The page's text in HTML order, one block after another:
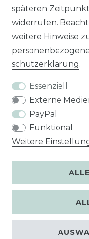
späteren
widerrufen.
weitere Hinweise
schutz­erklärung.
Essenziell
Externe
PayPal
Funktional
Weitere